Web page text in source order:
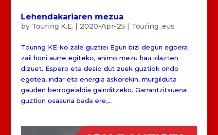
Lehendakariaren mezua
by Touring K.E. | 2020-Apr-25 | Touring_eus
Touring KE-ko zale guztiei Egun bizi degun egoera
zail honi aurre egiteko, animo mezu hau idazten
dizuet. Espero eta desio dut zuek guztiok ondo
egotea, indar eta energia askorekin, murgilduta
gauden berrogeialdia gainditzeko. Garrantzitsuena
guztion osasuna bada ere,...